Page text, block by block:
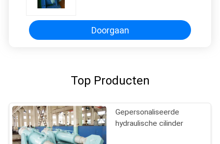
Doorgaan
Top Producten
Gepersonaliseerde
hydraulische cilinder